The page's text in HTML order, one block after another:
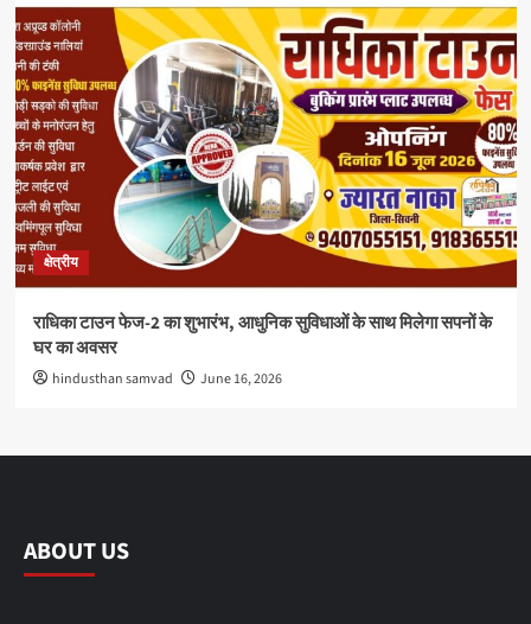
क्षेत्रीय
राधिका टाउन फेज-2 का शुभारंभ, आधुनिक सुविधाओं के साथ मिलेगा सपनों के
घर का अवसर
hindusthan samvad June 16, 2026
ABOUT US